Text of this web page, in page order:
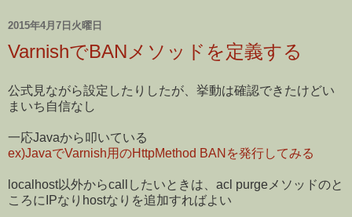
2015年4月7日火曜日
VarnishでBANメソッドを定義する
公式見ながら設定したりしたが、挙動は確認できたけどい
まいち自信なし
一応Javaから叩いている
ex)JavaでVarnish用のHttpMethod BANを発行してみる
localhost以外からcallしたいときは、acl purgeメソッドのと
ころにIPなりhostなりを追加すればよい